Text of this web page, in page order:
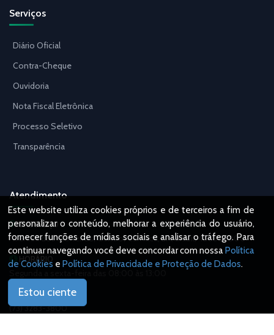
Serviços
Diário Oficial
Contra-Cheque
Ouvidoria
Nota Fiscal Eletrônica
Processo Seletivo
Transparência
Atendimento
ENDEREÇO
Avenida dos Pioneiros, Centro, Camacã, BA, Brasil, 45880-000
HORÁRIO
TELEFONE
(73) 3283-3800
Este website utiliza cookies próprios e de terceiros a fim de
personalizar o conteúdo, melhorar a experiência do usuário,
fornecer funções de mídias sociais e analisar o tráfego. Para
continuar navegando você deve concordar com nossaPolítica
de Cookies e Política de Privacidade e Proteção de Dados.
Estou ciente